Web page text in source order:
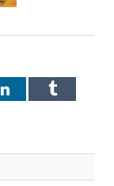
LinkedInTumblr